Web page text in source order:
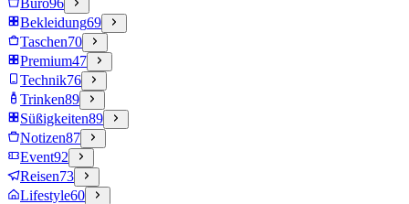
Büro96
Bekleidung69
Taschen70
Premium47
Technik76
Trinken89
Süßigkeiten89
Notizen87
Event92
Reisen73
Lifestyle60